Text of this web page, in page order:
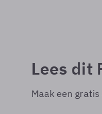
Lees dit
Maak een